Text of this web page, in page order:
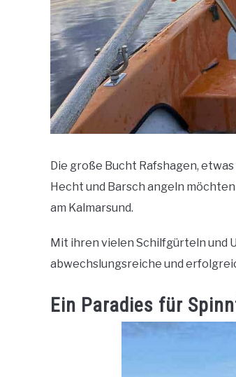
Die große Bucht Rafshagen,
Hecht und Barsch angeln
am Kalmarsund.
Mit ihren vielen Schilfgürteln und
abwechslungsreiche und
Ein Paradies für